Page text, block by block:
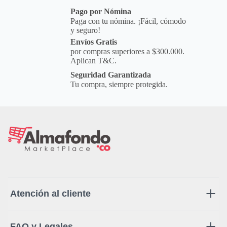
Pago por Nómina
Paga con tu nómina. ¡Fácil, cómodo
y seguro!
Envíos Gratis
por compras superiores a $300.000.
Aplican T&C.
Seguridad Garantizada
Tu compra, siempre protegida.
Atención al cliente